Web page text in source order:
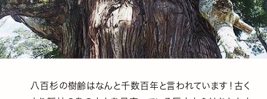
八百杉の樹齢はなんと千数百年と言われています！古く